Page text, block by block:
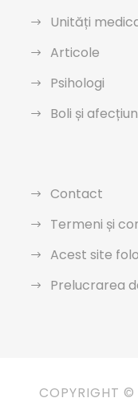
Unități
Articole
Psihologi
Boli și
Contact
Termeni și
Acest site
Prelucrarea
COPYRIGHT